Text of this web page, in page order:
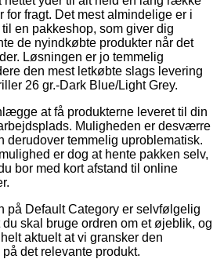
for fragt. Det mest almindelige er i
en pakkeshop, som giver dig
de nyindkøbte produkter når det
Løsningen er jo temmelig
den mest letkøbte slags levering
26 gr.-Dark Blue/Light Grey.
at få produkterne leveret til din
Muligheden er desværre
derudover temmelig uproblematisk.
er dog at hente pakken selv,
bor med kort afstand til online
på Default Category er selvfølgelig
skal bruge ordren om et øjeblik, og
aktuelt at vi gransker den
det relevante produkt.